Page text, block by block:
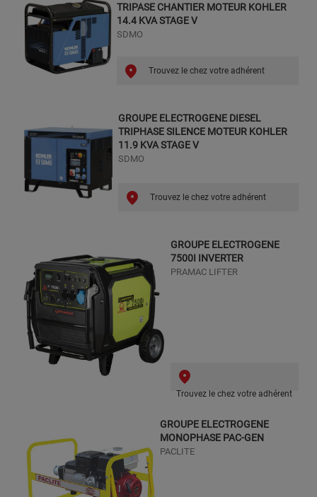
TRIPASE CHANTIER MOTEUR KOHLER
14.4 KVA STAGE V
SDMO
Trouvez le chez votre adhérent
GROUPE ELECTROGENE DIESEL
TRIPHASE SILENCE MOTEUR KOHLER
11.9 KVA STAGE V
SDMO
Trouvez le chez votre adhérent
GROUPE ELECTROGENE
7500I INVERTER
PRAMAC LIFTER
Trouvez le chez votre adhérent
GROUPE ELECTROGENE
MONOPHASE PAC-GEN
PACLITE